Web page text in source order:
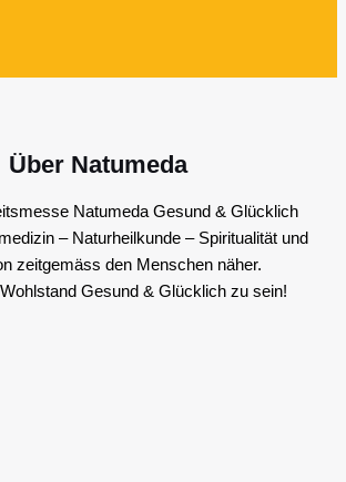
Über Natumeda
Natumeda Gesund & Glücklich
– Naturheilkunde – Spiritualität und
zeitgemäss den Menschen näher.
Gesund & Glücklich zu sein!